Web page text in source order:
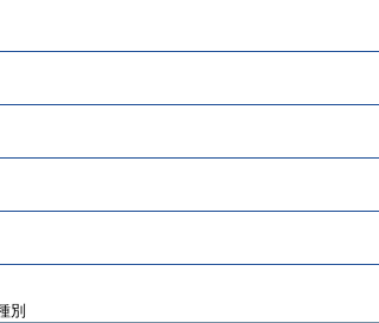
別